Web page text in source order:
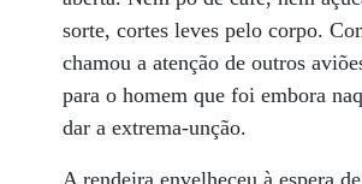
sorte, cortes leves pelo corpo.
chamou a atenção de outros
para o homem que foi embora
dar a extrema-unção.
A rendeira envelheceu à espera